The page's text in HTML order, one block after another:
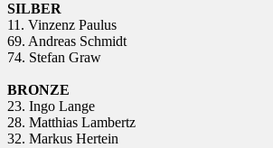
SILBER
11. Vinzenz Paulus
69. Andreas Schmidt
74. Stefan Graw
BRONZE
23. Ingo Lange
28. Matthias Lambertz
32. Markus Hertein